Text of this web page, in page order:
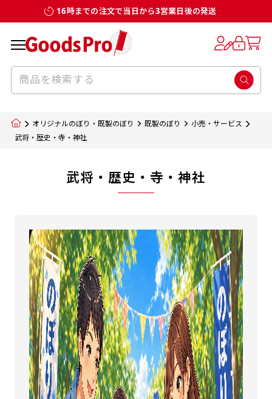
16時までの注文で当日から3営業日後の発送
オリジナルのぼり・既製のぼり 既製のぼり
小売・サービス
武将・歴史・寺・神社
武将・歴史・寺・神社